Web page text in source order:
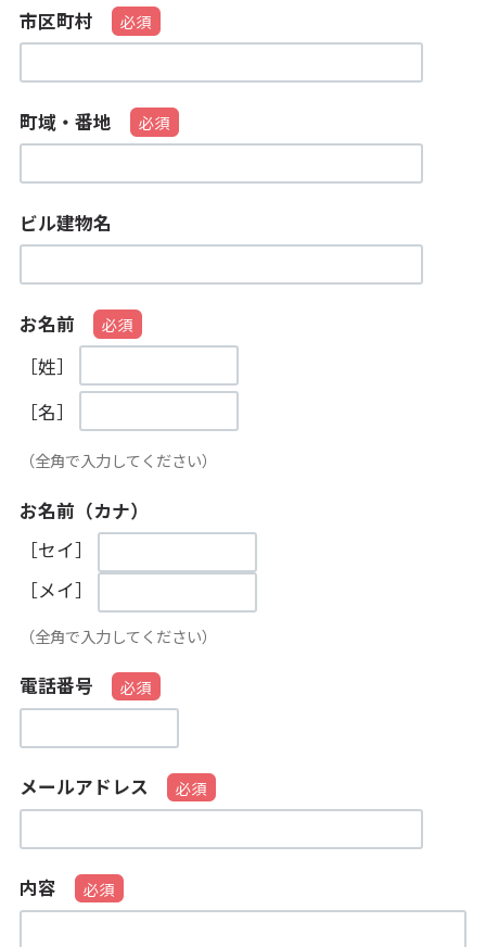
市区町村
町域・番地
ビル建物名
お名前
［姓］
［名］
（全角で入力してください）
お名前（カナ）
［セイ］
［メイ］
（全角で入力してください）
電話番号
メールアドレス
内容